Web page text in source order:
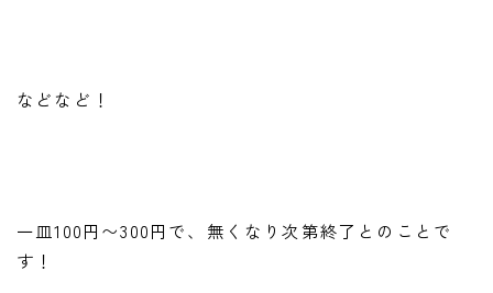
などなど！
一皿100円〜300円で、無くなり次第終了とのことで
す！